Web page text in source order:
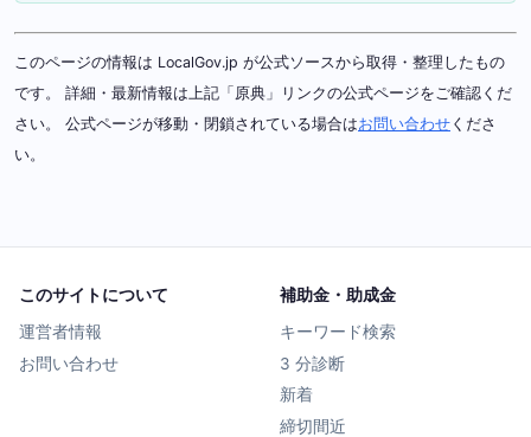
このページの情報は LocalGov.jp が公式ソースから取得・整理したもの
です。 詳細・最新情報は上記「原典」リンクの公式ページをご確認くだ
さい。 公式ページが移動・閉鎖されている場合はお問い合わせ くださ
い。
このサイトについて
運営者情報
お問い合わせ
補助金・助成金
キーワード検索
3 分診断
新着
締切間近